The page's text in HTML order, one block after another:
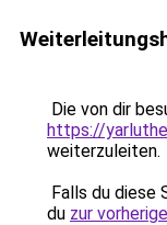
Die von dir
https://
weiterzuleiten.
Falls du diese
du zur